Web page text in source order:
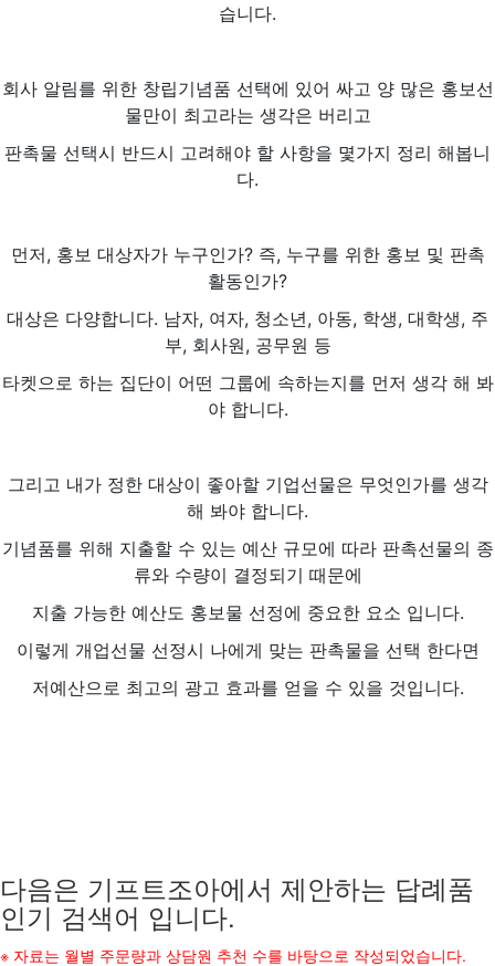
습니다.
회사 알림를 위한 창립기념품 선택에 있어 싸고 양 많은 홍보선
물만이 최고라는 생각은 버리고
판촉물 선택시 반드시 고려해야 할 사항을 몇가지 정리 해봅니
다.
먼저, 홍보 대상자가 누구인가? 즉, 누구를 위한 홍보 및 판촉
활동인가?
대상은 다양합니다. 남자, 여자, 청소년, 아동, 학생, 대학생, 주
부, 회사원, 공무원 등
타켓으로 하는 집단이 어떤 그룹에 속하는지를 먼저 생각 해 봐
야 합니다.
그리고 내가 정한 대상이 좋아할 기업선물은 무엇인가를 생각
해 봐야 합니다.
기념품를 위해 지출할 수 있는 예산 규모에 따라 판촉선물의 종
류와 수량이 결정되기 때문에
지출 가능한 예산도 홍보물 선정에 중요한 요소 입니다.
이렇게 개업선물 선정시 나에게 맞는 판촉물을 선택 한다면
저예산으로 최고의 광고 효과를 얻을 수 있을 것입니다.
다음은 기프트조아에서 제안하는 답례품
인기 검색어 입니다.
※ 자료는 월별 주문량과 상담원 추천 수를 바탕으로 작성되었습니다.